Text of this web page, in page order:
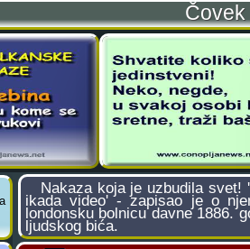
Nakaza koja je uzbudila svet!
ikada video' - zapisao je o
londonsku bolnicu davne 1886.
ljudskog bića.